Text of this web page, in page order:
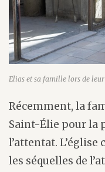
Elias et sa famille lors de
Récemment, la
Saint-Élie pour la
l’attentat.
les séquelles de